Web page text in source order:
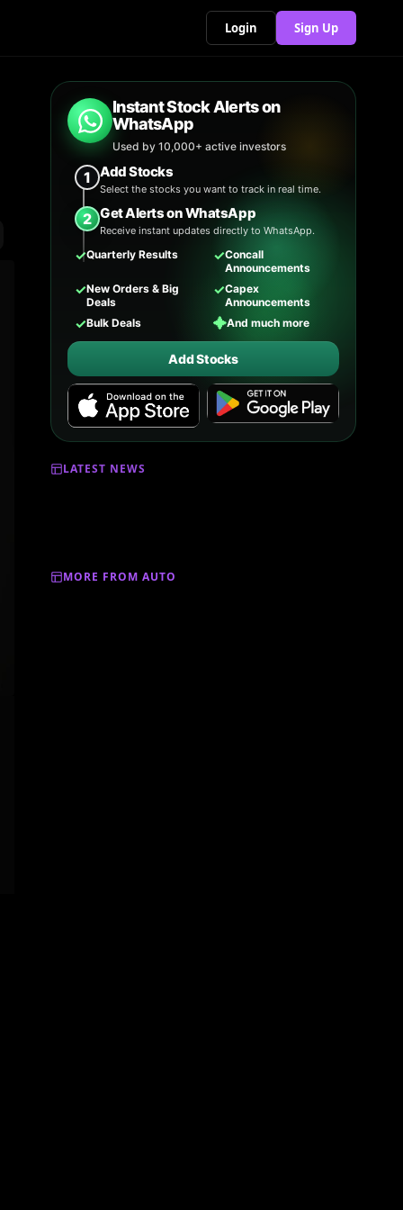
Login Sign Up
Instant Stock Alerts on
WhatsApp
Used by 10,000+ active investors
1 Add Stocks
Select the stocks you want to track in real time.
2 Get Alerts on WhatsApp
Receive instant updates directly to WhatsApp.
✓Quarterly Results ✓Concall
Announcements
✓New Orders & Big
Deals
✓Capex
Announcements
✓Bulk Deals ✦And much more
Add Stocks
LATEST NEWS
MORE FROM AUTO